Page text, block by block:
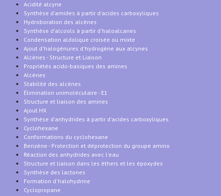
Acidité alcyne
Synthèse d'amides à partir d'acides carboxyliques
Hydroboration des alcènes
Synthèse d'alcools à partir d'haloalcanes
Condensation aldolique croisée ou mixte
Ajout d'halogénures d'hydrogène aux alcynes
Alcènes - Structure et Liaison
Propriétés acido-basiques des amines
Alcènes
Stabilité des alcènes
Élimination unimoléculaire - E1
Structure et liaison des amines
Ajout HX
Synthèse d'anhydrides à partir d'acides carboxyliques
Cyclohexane
Conformations du cyclohexane
Benzène - Protection et déprotection du groupe amino
Réaction des anhydrides avec l'eau
Structure et liaison dans les éthers et les époxydes
Synthèse des lactones
Formation d'halohydrine
Cyclopropane